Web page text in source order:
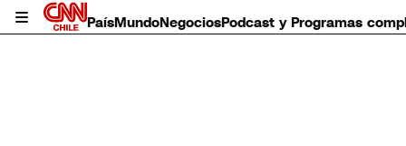
PaísMundoNegociosPodcast y Programas